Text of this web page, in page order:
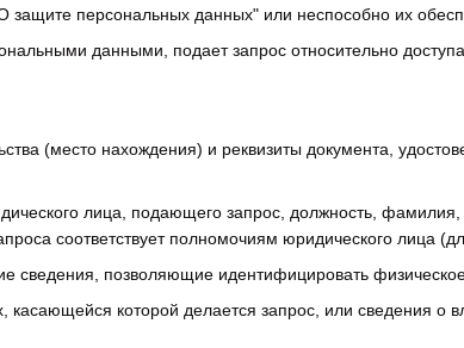
персональных данных" или неспособно их
данными, подает запрос относительно
(место нахождения) и реквизиты документа,
лица, подающего запрос, должность,
соответствует полномочиям юридического лица
сведения, позволяющие идентифицировать
которой делается запрос, или сведения о